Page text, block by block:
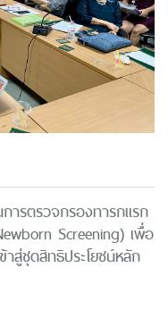
ารตรวจกรองทารกแรก
Screening) เพื่อ
าสู่ชุดสิทธิประโยชน์หลัก